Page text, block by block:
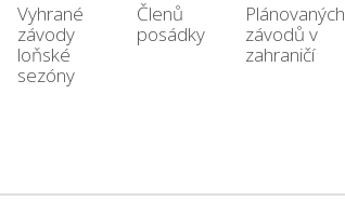
Vyhrané
závody
loňské
sezóny
Členů
posádky
Plánovaných
závodů v
zahraničí